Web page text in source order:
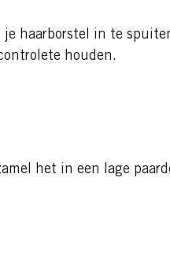
haarborstel in te
houden.
het in een lage